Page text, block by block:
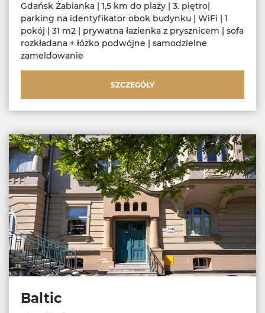
Gdańsk Żabianka | 1,5 km do plaży | 3. piętro|
parking na identyfikator obok budynku | WiFi | 1
pokój | 31 m2 | prywatna łazienka z prysznicem | sofa
rozkładana + łóżko podwójne | samodzielne
zameldowanie
SZCZEGÓŁY
Baltic